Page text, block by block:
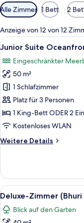
Verfügbare
Filter
für
Zimmer
Alle Zimmer 1 Bett 2
Anzeige von 12 von 12
Alle
Fotos
für
Junior
Suite
Oceanfront
(Thani
Wing)
13
Junior Suite
Eingeschränkter
50 m²
1 Schlafzimmer
Platz für 3 Personen
1 King-Bett ODER 2
Kostenloses WLAN
Weitere Details
Weitere
Suite
Oceanfront
(Thani
Alle
Fotos
für
8
Deluxe-Zimmer (Bhuri
Blick auf den Garten